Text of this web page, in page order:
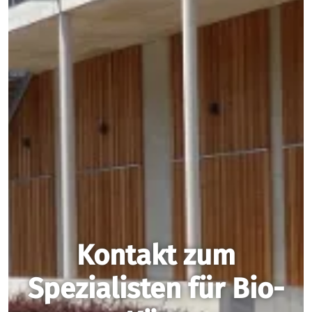
Kontakt zum
Spezialisten für Bio-